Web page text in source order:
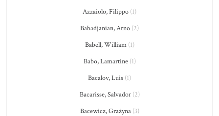
Azzaiolo, Filippo (1)
Babadjanian, Arno (2)
Babell, William(1)
Babo, Lamartine(1)
Bacalov, Luis (1)
Bacarisse, Salvador(2)
Bacewicz, Grażyna(3)